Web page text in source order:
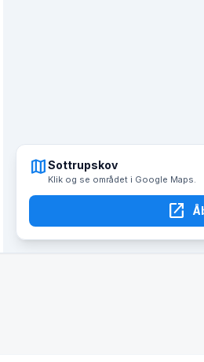
mapSottrupskov
Klik og se området i Google Maps.
open_in_new